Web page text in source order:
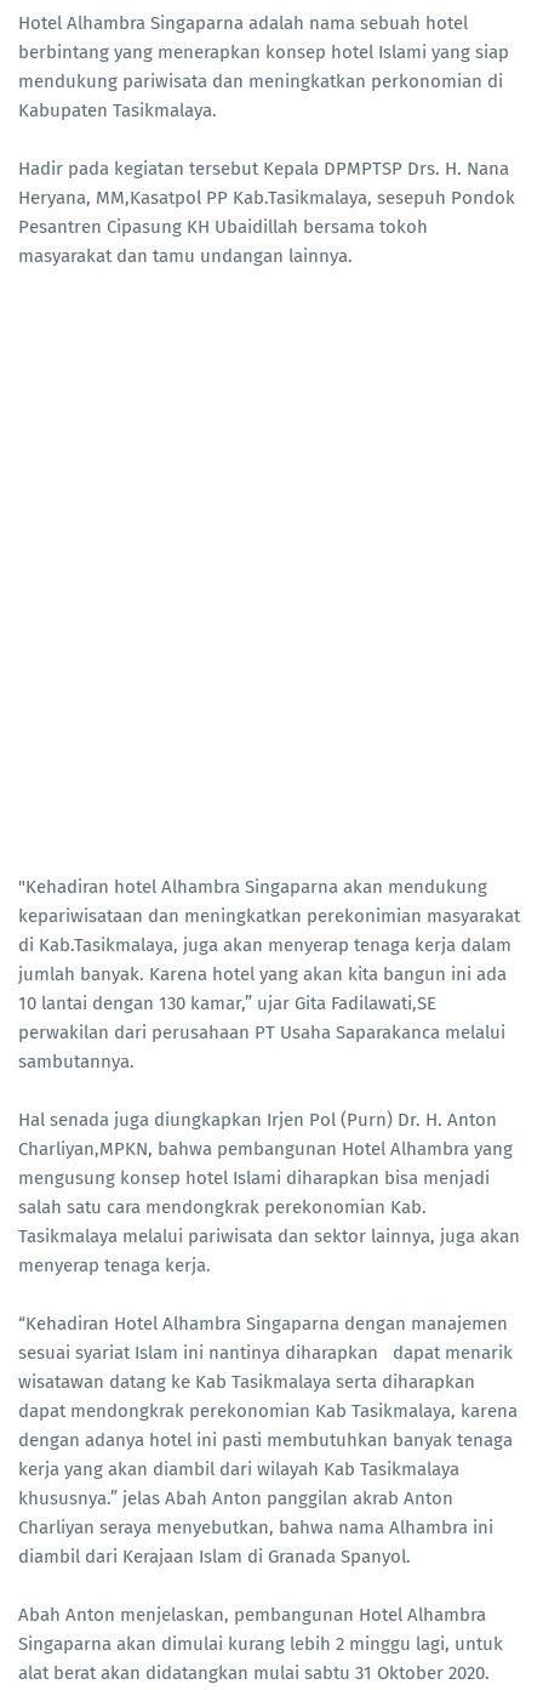
Hotel Alhambra Singaparna adalah nama sebuah hotel
berbintang yang menerapkan konsep hotel Islami yang siap
mendukung pariwisata dan meningkatkan perkonomian di
Kabupaten Tasikmalaya.
Hadir pada kegiatan tersebut Kepala DPMPTSP Drs. H. Nana
Heryana, MM,Kasatpol PP Kab.Tasikmalaya, sesepuh Pondok
Pesantren Cipasung KH Ubaidillah bersama tokoh
masyarakat dan tamu undangan lainnya.
"Kehadiran hotel Alhambra Singaparna akan mendukung
kepariwisataan dan meningkatkan perekonimian masyarakat
di Kab.Tasikmalaya, juga akan menyerap tenaga kerja dalam
jumlah banyak. Karena hotel yang akan kita bangun ini ada
10 lantai dengan 130 kamar,” ujar Gita Fadilawati,SE
perwakilan dari perusahaan PT Usaha Saparakanca melalui
sambutannya.
Hal senada juga diungkapkan Irjen Pol (Purn) Dr. H. Anton
Charliyan,MPKN, bahwa pembangunan Hotel Alhambra yang
mengusung konsep hotel Islami diharapkan bisa menjadi
salah satu cara mendongkrak perekonomian Kab.
Tasikmalaya melalui pariwisata dan sektor lainnya, juga akan
menyerap tenaga kerja.
“Kehadiran Hotel Alhambra Singaparna dengan manajemen
sesuai syariat Islam ini nantinya diharapkan dapat menarik
wisatawan datang ke Kab Tasikmalaya serta diharapkan
dapat mendongkrak perekonomian Kab Tasikmalaya, karena
dengan adanya hotel ini pasti membutuhkan banyak tenaga
kerja yang akan diambil dari wilayah Kab Tasikmalaya
khususnya.” jelas Abah Anton panggilan akrab Anton
Charliyan seraya menyebutkan, bahwa nama Alhambra ini
diambil dari Kerajaan Islam di Granada Spanyol.
Abah Anton menjelaskan, pembangunan Hotel Alhambra
Singaparna akan dimulai kurang lebih 2 minggu lagi, untuk
alat berat akan didatangkan mulai sabtu 31 Oktober 2020.